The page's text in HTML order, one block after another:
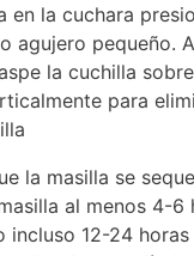
en la cuchara
agujero pequeño. A
la cuchilla
para
la masilla se
al menos 4-6
incluso 12-24 horas